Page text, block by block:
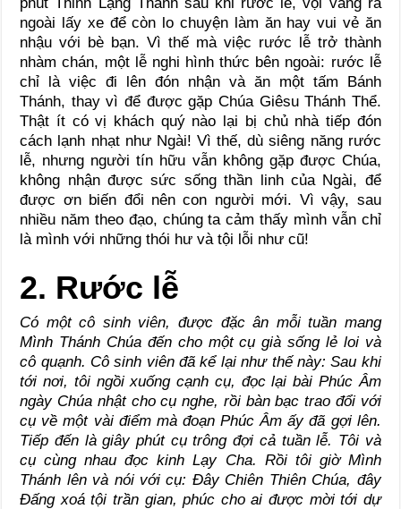
ngoài lấy xe để còn lo chuyện làm ăn hay vui vẻ ăn
nhậu với bè bạn. Vì thế mà việc rước lễ trở thành
nhàm chán, một lễ nghi hình thức bên ngoài: rước lễ
chỉ là việc đi lên đón nhận và ăn một tấm Bánh
Thánh, thay vì để được gặp Chúa Giêsu Thánh Thể.
Thật ít có vị khách quý nào lại bị chủ nhà tiếp đón
cách lạnh nhạt như Ngài! Vì thế, dù siêng năng rước
lễ, nhưng người tín hữu vẫn không gặp được Chúa,
không nhận được sức sống thần linh của Ngài, để
được ơn biến đổi nên con người mới. Vì vậy, sau
nhiều năm theo đạo, chúng ta cảm thấy mình vẫn chỉ
là mình với những thói hư và tội lỗi như cũ!
2. Rước lễ
Có một cô sinh viên, được đặc ân mỗi tuần mang
Mình Thánh Chúa đến cho một cụ già sống lẻ loi và
cô quạnh. Cô sinh viên đã kể lại như thế này: Sau khi
tới nơi, tôi ngồi xuống cạnh cụ, đọc lại bài Phúc Âm
ngày Chúa nhật cho cụ nghe, rồi bàn bạc trao đổi với
cụ về một vài điểm mà đoạn Phúc Âm ấy đã gợi lên.
Tiếp đến là giây phút cụ trông đợi cả tuần lễ. Tôi và
cụ cùng nhau đọc kinh Lạy Cha. Rồi tôi giờ Mình
Thánh lên và nói với cụ: Đây Chiên Thiên Chúa, đây
Đấng xoá tội trần gian, phúc cho ai được mời tới dự